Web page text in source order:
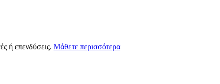
ή επενδύσεις. Μάθετε περισσότερα